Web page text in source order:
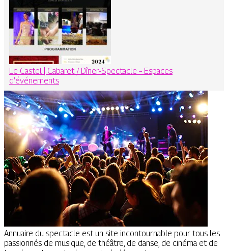
Le Castel | Cabaret / Dîner-Spectacle – Espaces
d’événements
Annuaire du spectacle est un site incontournable pour tous les
passionnés de musique, de théâtre, de danse, de cinéma et de